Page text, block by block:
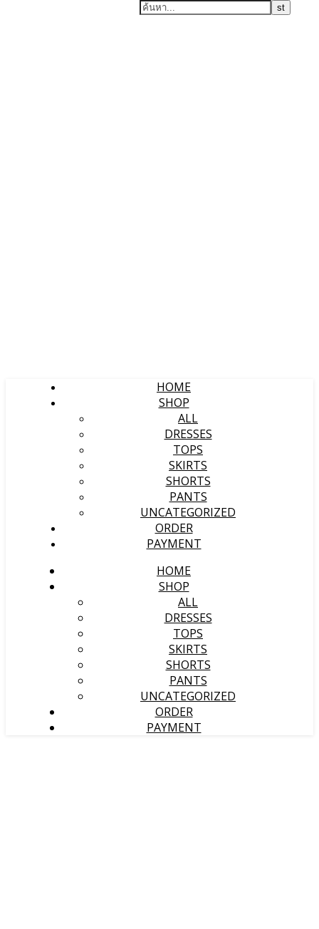
HOME
SHOP
ALL
DRESSES
TOPS
SKIRTS
SHORTS
PANTS
UNCATEGORIZED
ORDER
PAYMENT
HOME
SHOP
ALL
DRESSES
TOPS
SKIRTS
SHORTS
PANTS
UNCATEGORIZED
ORDER
PAYMENT